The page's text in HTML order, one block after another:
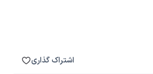
اشتراک گذاری